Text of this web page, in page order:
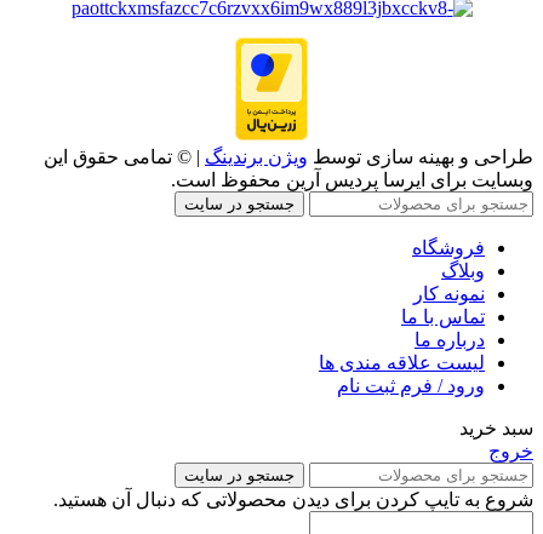
طراحی و بهینه سازی توسط ویژن برندینگ | © تمامی حقوق این
وبسایت برای ایرسا پردیس آرین محفوظ است.
جستجو در سایت
فروشگاه
وبلاگ
نمونه کار
تماس با ما
درباره ما
لیست علاقه مندی ها
ورود / فرم ثبت نام
سبد خرید
خروج
جستجو در سایت
شروع به تایپ کردن برای دیدن محصولاتی که دنبال آن هستید.